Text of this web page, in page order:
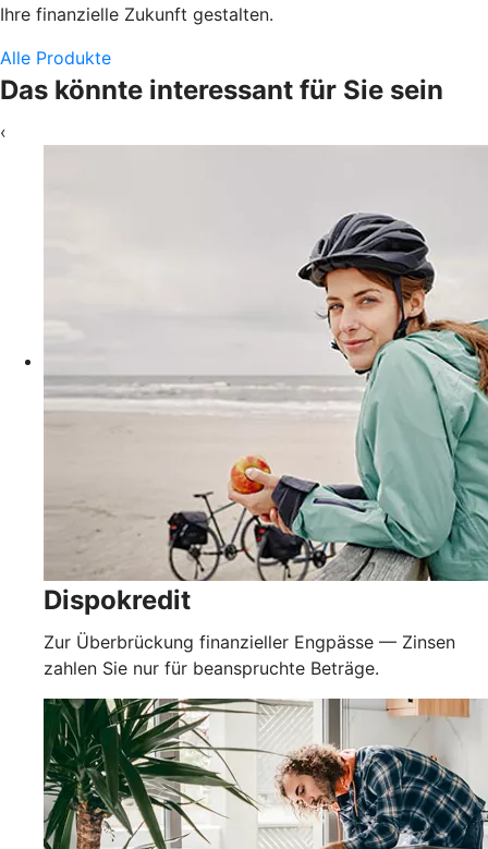
Ihre finanzielle Zukunft gestalten.
Alle Produkte
Das könnte interessant für Sie sein
‹
Dispokredit
Zur Überbrückung finanzieller Engpässe — Zinsen
zahlen Sie nur für beanspruchte Beträge.